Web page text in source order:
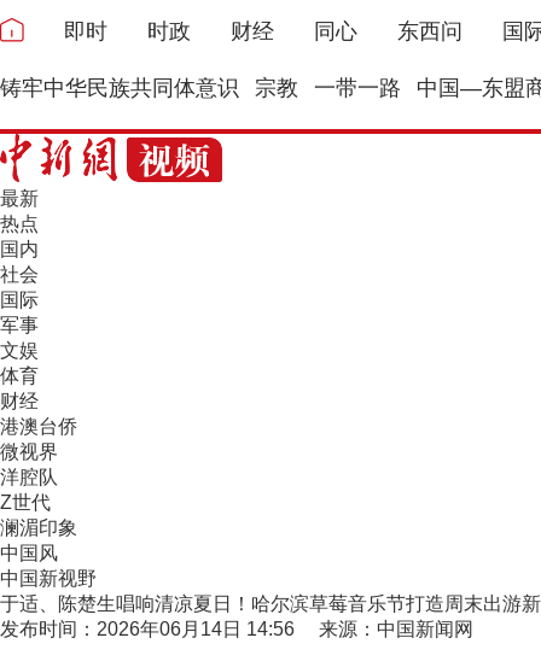
即时 时政 财经 同心 东西问 国
铸牢中华民族共同体意识 宗教 一带一路 中国—东盟
最新
热点
国内
社会
国际
军事
文娱
体育
财经
港澳台侨
微视界
洋腔队
Z世代
澜湄印象
中国风
中国新视野
于适、陈楚生唱响清凉夏日！哈尔滨草莓音乐节打造周末出游
发布时间：2026年06月14日 14:56 来源：中国新闻网